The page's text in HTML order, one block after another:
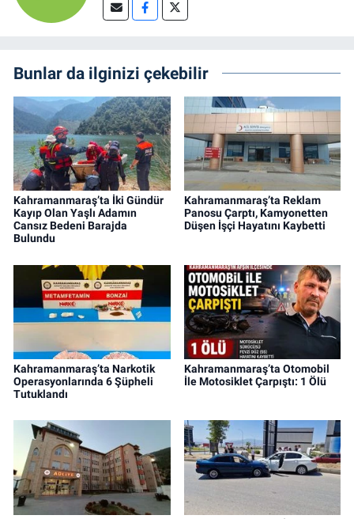
Bunlar da ilginizi çekebilir
Kahramanmaraş’ta İki Gündür
Kayıp Olan Yaşlı Adamın
Cansız Bedeni Barajda
Bulundu
Kahramanmaraş’ta Reklam
Panosu Çarptı, Kamyonetten
Düşen İşçi Hayatını Kaybetti
Kahramanmaraş’ta Narkotik
Operasyonlarında 6 Şüpheli
Tutuklandı
Kahramanmaraş’ta Otomobil
İle Motosiklet Çarpıştı: 1 Ölü